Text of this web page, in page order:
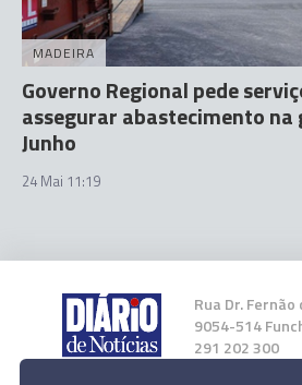
MADEIRA
Governo Regional pede
assegurar abastecimento na
Junho
24 Mai 11:19
Rua Dr. Fernão
9054-514
291 202 300